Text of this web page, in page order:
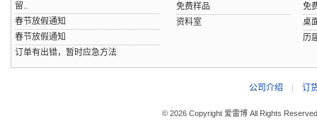
留..
春节放假通知
春节放假通知
订单有出错，暂时应急方法
免费样品
资料室
免
桌
历
公司介绍 订
© 2026 Copyright 爱雷博 All Rights